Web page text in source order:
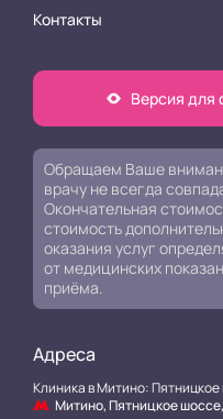
Контакты
Версия для
Обращаем Ваше
врачу не всегда
Окончательная
стоимость
оказания услуг
от медицинских
приёма.
Адреса
Клиника в Митино: Пятницкое
Митино, Пятницкое